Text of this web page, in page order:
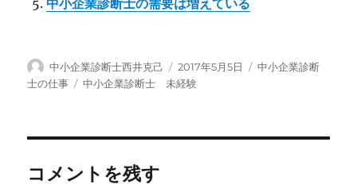
投
稿
中小企業診断士西井克己
投
稿
2017年5月5日
カ
中小企業診断
士の仕事
タ
中小企業診断士 未経験
コメントを残す